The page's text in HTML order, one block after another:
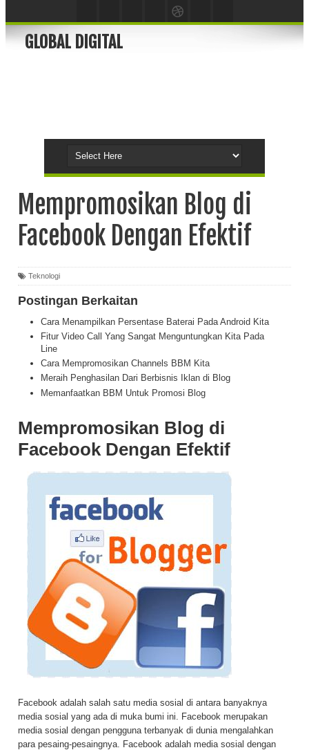
GLOBAL DIGITAL
Mempromosikan Blog di
Facebook Dengan Efektif
Teknologi
Postingan Berkaitan
Cara Menampilkan Persentase Baterai Pada Android Kita
Fitur Video Call Yang Sangat Menguntungkan Kita Pada
Line
Cara Mempromosikan Channels BBM Kita
Meraih Penghasilan Dari Berbisnis Iklan di Blog
Memanfaatkan BBM Untuk Promosi Blog
Mempromosikan Blog di
Facebook Dengan Efektif
Facebook adalah salah satu media sosial di antara banyaknya
media sosial yang ada di muka bumi ini. Facebook merupakan
media sosial dengan pengguna terbanyak di dunia mengalahkan
para pesaing-pesaingnya. Facebook adalah media sosial dengan